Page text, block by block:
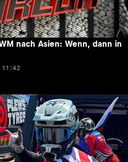
nach Asien: Wenn, dann in